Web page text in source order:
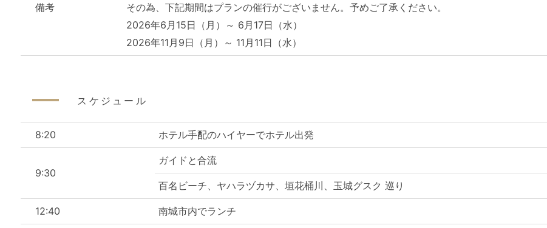
備考
その為、下記期間はプランの催行がございません。予めご了承ください。
2026年6月15日（月）～ 6月17日（水）
2026年11月9日（月）～ 11月11日（水）
スケジュール
8:20 ホテル手配のハイヤーでホテル出発
9:30
ガイドと合流
百名ビーチ、ヤハラヅカサ、垣花桶川、玉城グスク 巡り
12:40 南城市内でランチ